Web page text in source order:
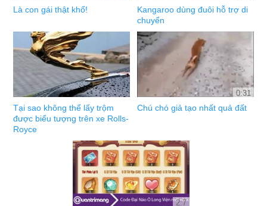
Là con gái thật khổ!
Kangaroo dùng đuôi hỗ trợ di
chuyển
Tại sao không thể lấy trộm
được biểu tượng trên xe Rolls-
Royce
0:31
Chú chó giả tạo nhất quả đất
2:7